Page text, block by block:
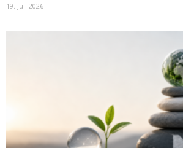
19. Juli 2026